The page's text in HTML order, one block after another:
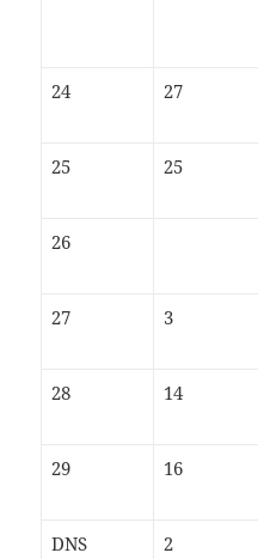
24
27
25
25
26
27
3
28 14
29 16
DNS 2